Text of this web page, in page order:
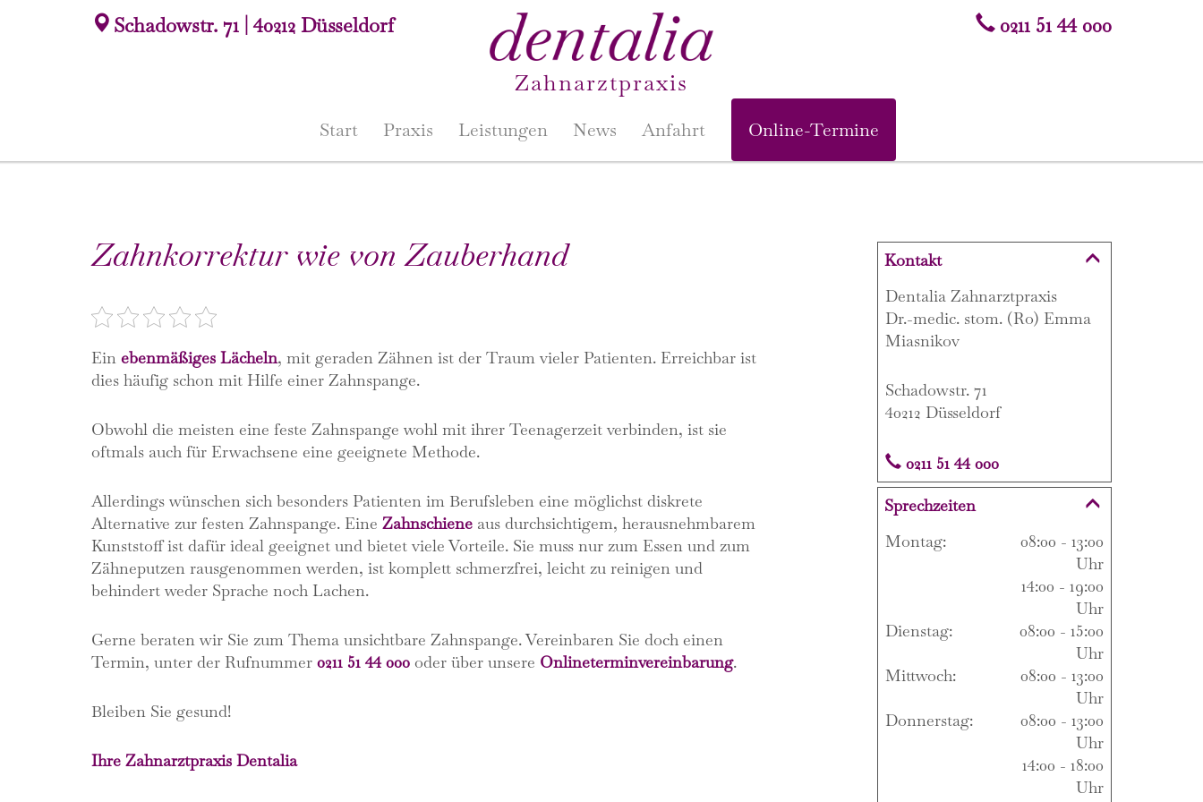
Schadowstr. 71 | 40212 Düsseldorf
Zahnarztpraxis
0211 51 44 000
Start Praxis Leistungen News Anfahrt Online-Termine
Zahnkorrektur wie von Zauberhand
Ein ebenmäßiges Lächeln, mit geraden Zähnen ist der Traum vieler Patienten. Erreichbar ist
dies häufig schon mit Hilfe einer Zahnspange.
Obwohl die meisten eine feste Zahnspange wohl mit ihrer Teenagerzeit verbinden, ist sie
oftmals auch für Erwachsene eine geeignete Methode.
Allerdings wünschen sich besonders Patienten im Berufsleben eine möglichst diskrete
Alternative zur festen Zahnspange. Eine Zahnschiene aus durchsichtigem, herausnehmbarem
Kunststoff ist dafür ideal geeignet und bietet viele Vorteile. Sie muss nur zum Essen und zum
Zähneputzen rausgenommen werden, ist komplett schmerzfrei, leicht zu reinigen und
behindert weder Sprache noch Lachen.
Gerne beraten wir Sie zum Thema unsichtbare Zahnspange. Vereinbaren Sie doch einen
Termin, unter der Rufnummer 0211 51 44 000 oder über unsere Onlineterminvereinbarung.
Bleiben Sie gesund!
Ihre Zahnarztpraxis Dentalia
Kontakt
Dentalia Zahnarztpraxis
Dr.-medic. stom. (Ro) Emma
Miasnikov
Schadowstr. 71
40212 Düsseldorf
0211 51 44 000
Sprechzeiten
Montag:
08:00 - 13:00
Uhr
14:00 - 19:00
Uhr
Dienstag:
08:00 - 15:00
Uhr
Mittwoch:
08:00 - 13:00
Uhr
Donnerstag:
08:00 - 13:00
Uhr
14:00 - 18:00
Uhr